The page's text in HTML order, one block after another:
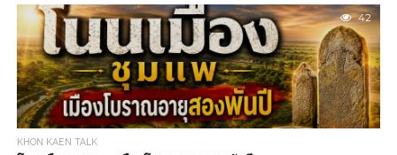
สวนสาธารณะ สถานที่ออกกำลังกาย และแหล่งพักผ่อน แต่สำหรับ
คนรุ่นก่อน บึงแห่งนี้ไม่ใช่เพียงแหล่งน้ำธรรมชาติ หากเป็น...
42
KHON KAEN TALK